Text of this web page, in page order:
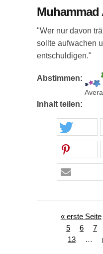
Muhammad
"Wer nur davon
sollte aufwachen
entschuldigen."
Abstimmen:
Inhalt teilen:
Seiten« erste Seite
5
6 7
13
…